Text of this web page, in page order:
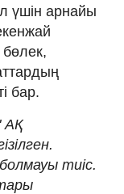
үшін арнайы
бар.
АҚ
тиіс.